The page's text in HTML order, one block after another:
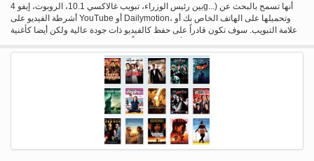
بين رئيس الوزراء، تبويب غالاكسي 10.1، الروبوت، إيفو 4g...) أنها تسمح بالبحث عن
أشرطة الفيديو على YouTube أو Dailymotion، وتحميلها على الهاتف الخاص بك أو
علامة التبويب. سوف تكون قادراً على حفظ كالفيديو ذات جودة عالية ولكن أيضا كأغنية
مجاناً يمكنك استخدام AppManager (متوفر في السوق) لتثبيت أية بي كيه.